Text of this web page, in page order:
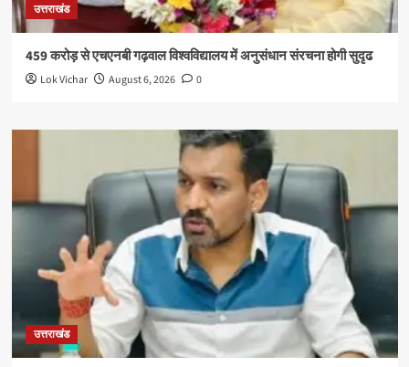
उत्तराखंड
459 करोड़ से एचएनबी गढ़वाल विश्वविद्यालय में अनुसंधान संरचना होगी सुदृढ
Lok Vichar August 6, 2026 0
उत्तराखंड